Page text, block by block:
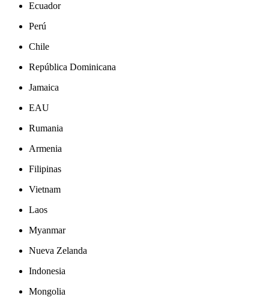
Ecuador
Perú
Chile
República Dominicana
Jamaica
EAU
Rumania
Armenia
Filipinas
Vietnam
Laos
Myanmar
Nueva Zelanda
Indonesia
Mongolia